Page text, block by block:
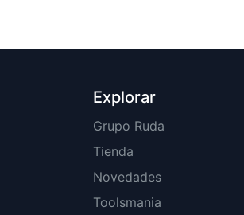
Explorar
Grupo Ruda
Tienda
Novedades
Toolsmania